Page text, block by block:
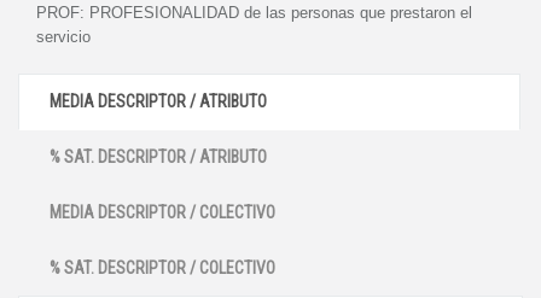
PROF: PROFESIONALIDAD de las personas que prestaron el
servicio
MEDIA DESCRIPTOR / ATRIBUTO
% SAT. DESCRIPTOR / ATRIBUTO
MEDIA DESCRIPTOR / COLECTIVO
% SAT. DESCRIPTOR / COLECTIVO